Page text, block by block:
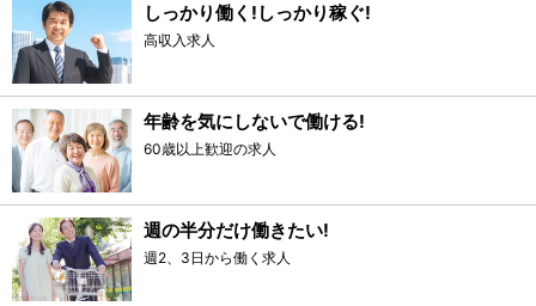
しっかり働く!しっかり稼ぐ!
高収入求人
年齢を気にしないで働ける!
60歳以上歓迎の求人
週の半分だけ働きたい!
週2、3日から働く求人